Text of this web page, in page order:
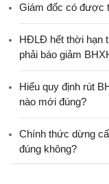
Giám đốc có được
HĐLĐ hết thời hạn
phải báo giảm
Hiểu quy định rút
nào mới đúng?
Chính thức dừng
đúng không?